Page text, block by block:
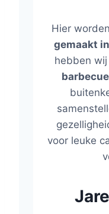
Hier
gemaakt
hebben
voor leuke